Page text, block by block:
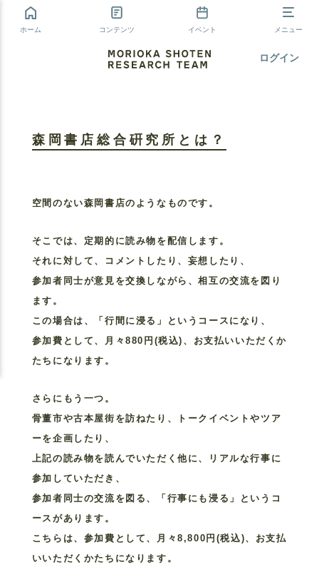
ホーム コンテンツ イベント メニュー
ログイン
森岡書店総合硏究所とは？
空間のない森岡書店のようなものです。
そこでは、定期的に読み物を配信します。
それに対して、コメントしたり、妄想したり、
参加者同士が意見を交換しながら、相互の交流を図り
ます。
この場合は、「行間に浸る」というコースになり、
参加費として、月々880円(税込)、お支払いいただくか
たちになります。
さらにもう一つ。
骨董市や古本屋街を訪ねたり、トークイベントやツア
ーを企画したり、
上記の読み物を読んでいただく他に、リアルな行事に
参加していただき、
参加者同士の交流を図る、「行事にも浸る」というコ
ースがあります。
こちらは、参加費として、月々8,800円(税込)、お支払
いいただくかたちになります。